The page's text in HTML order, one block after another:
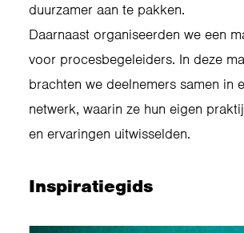
duurzamer aan te pakken.
Daarnaast organiseerden we een
voor procesbegeleiders. In deze
brachten we deelnemers samen in
netwerk, waarin ze hun eigen
en ervaringen uitwisselden.
Inspiratiegids